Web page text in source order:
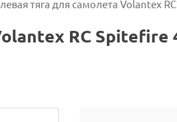
тяга для самолета Volantex
RC Spitefire